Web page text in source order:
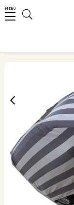
MENU